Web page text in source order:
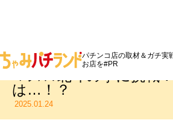
パチンコ店の取材＆ガチ実
お店を#PR
うみのいくらがジュラ
マスロ北斗の拳に挑戦
は…！？
2025.01.24